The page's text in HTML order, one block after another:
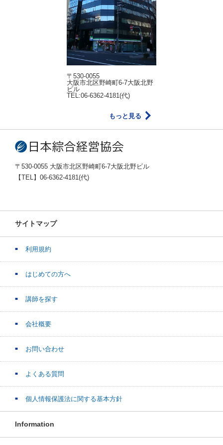
〒530-0055
大阪市北区野崎町6-7大阪北野
ビル
TEL:06-6362-4181(代)
もっと見る
〒530-0055 大阪市北区野崎町6-7大阪北野ビル
【TEL】06-6362-4181(代)
サイトマップ
利用規約
はじめての方へ
講師を探す
会社概要
お問い合わせ
よくある質問
個人情報保護法に関する基本方針
Information